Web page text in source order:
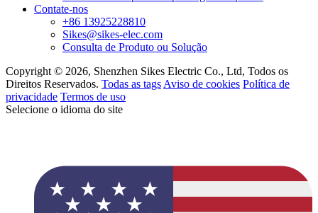
Contate-nos
+86 13925228810
Sikes@sikes-elec.com
Consulta de Produto ou Solução
Copyright © 2026, Shenzhen Sikes Electric Co., Ltd, Todos os
Direitos Reservados. Todas as tags Aviso de cookies Política de
privacidade Termos de uso
Selecione o idioma do site